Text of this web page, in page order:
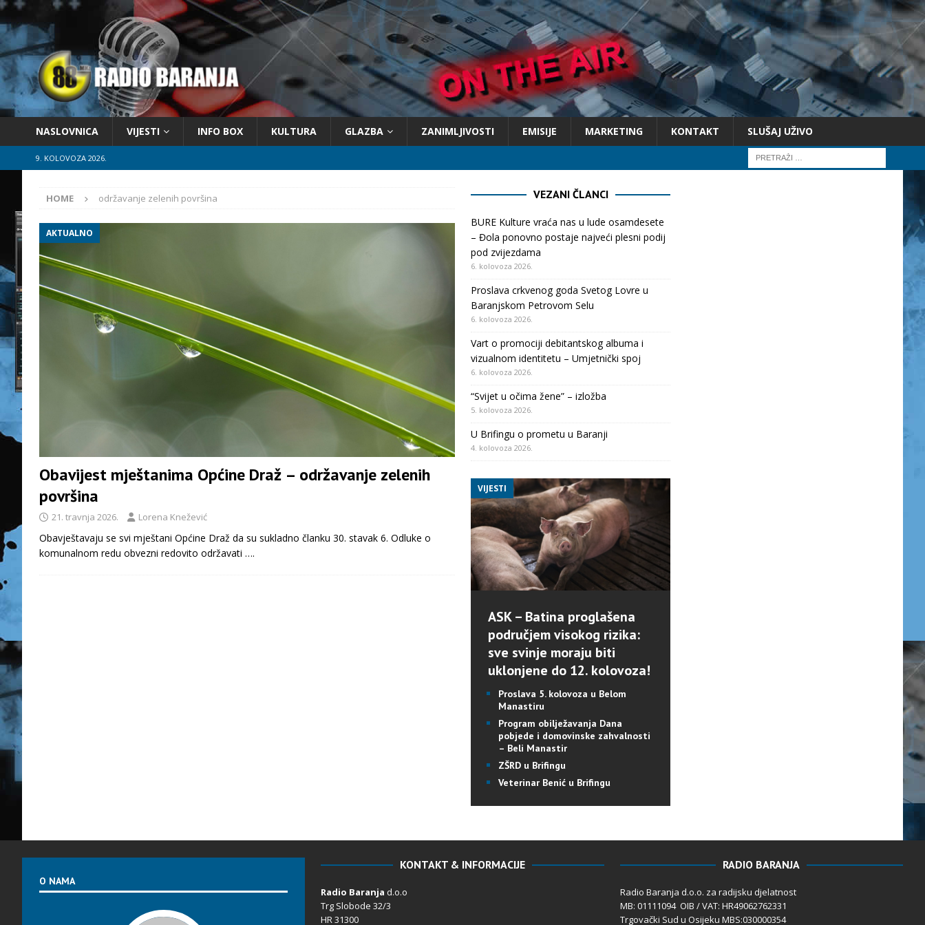
NASLOVNICA VIJESTI INFO BOX KULTURA GLAZBA ZANIMLJIVOSTI EMISIJE MARKETING KONTAKT SLUŠAJ UŽIVO
9. KOLOVOZA 2026.
HOME održavanje zelenih površina
AKTUALNO
Obavijest mještanima Općine Draž – održavanje zelenih
površina
21. travnja 2026. Lorena Knežević
Obavještavaju se svi mještani Općine Draž da su sukladno članku 30. stavak 6. Odluke o
komunalnom redu obvezni redovito održavati ….
VEZANI ČLANCI
BURE Kulture vraća nas u lude osamdesete
– Đola ponovno postaje najveći plesni podij
pod zvijezdama
6. kolovoza 2026.
Proslava crkvenog goda Svetog Lovre u
Baranjskom Petrovom Selu
6. kolovoza 2026.
Vart o promociji debitantskog albuma i
vizualnom identitetu – Umjetnički spoj
6. kolovoza 2026.
“Svijet u očima žene” – izložba
5. kolovoza 2026.
U Brifingu o prometu u Baranji
4. kolovoza 2026.
VIJESTI
ASK – Batina proglašena
područjem visokog rizika:
sve svinje moraju biti
uklonjene do 12. kolovoza!
Proslava 5. kolovoza u Belom
Manastiru
Program obilježavanja Dana
pobjede i domovinske zahvalnosti
– Beli Manastir
ZŠRD u Brifingu
Veterinar Benić u Brifingu
O NAMA
KONTAKT & INFORMACIJE
Radio Baranja d.o.o
Trg Slobode 32/3
HR 31300
RADIO BARANJA
Radio Baranja d.o.o. za radijsku djelatnost
MB: 01111094 OIB / VAT: HR49062762331
Trgovački Sud u Osijeku MBS:030000354